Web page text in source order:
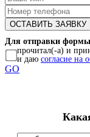
Для отправки формы
прочитал(-а) и
и даю согласие на
GO